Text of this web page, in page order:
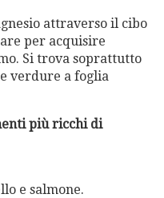
attraverso il cibo
per acquisire
Si trova soprattutto
verdure a foglia
più ricchi di
e salmone.